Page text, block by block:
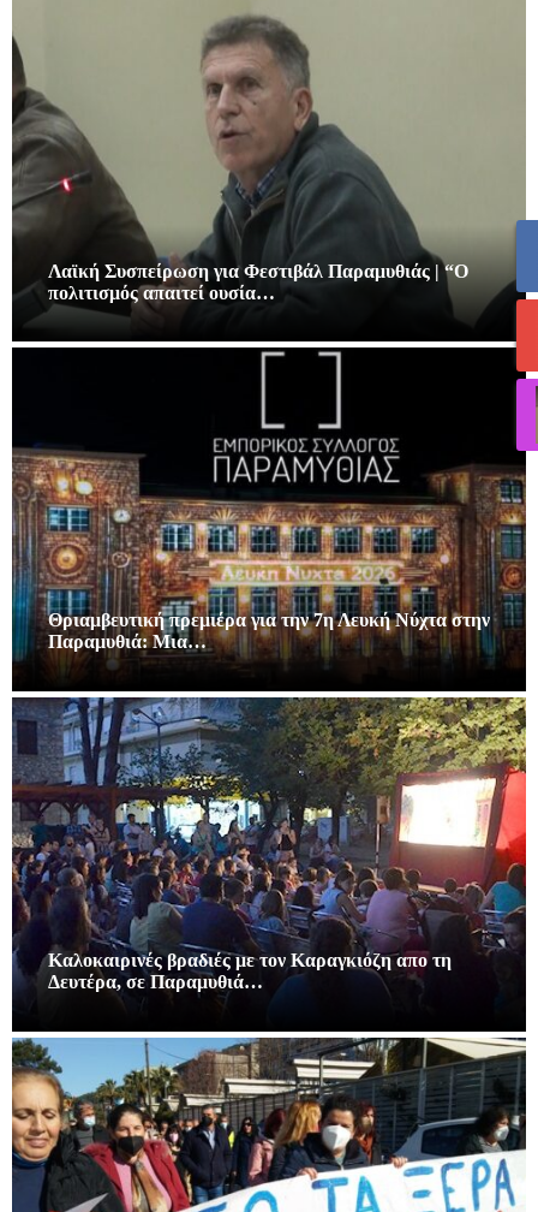
Λαϊκή Συσπείρωση για Φεστιβάλ Παραμυθιάς | “Ο
πολιτισμός απαιτεί ουσία…
Θριαμβευτική πρεμιέρα για την 7η Λευκή Νύχτα στην
Παραμυθιά: Μια…
Καλοκαιρινές βραδιές με τον Καραγκιόζη απο τη
Δευτέρα, σε Παραμυθιά…